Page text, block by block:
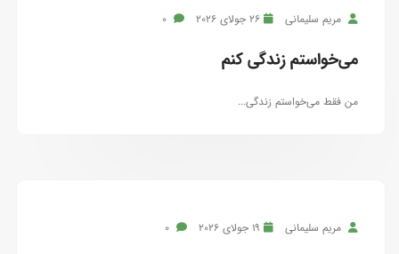
مریم سلیمانی 26 جولای 2026
می‌خواستم زندگی کنم
من فقط می‌خواستم زندگی...
مریم سلیمانی 19 جولای 2026